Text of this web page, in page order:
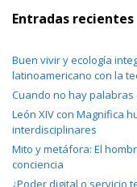
Entradas recientes
Buen vivir y ecología
latinoamericano con la
Cuando no hay palabras
León XIV con Magnifica
interdisciplinares
Mito y metáfora: El
conciencia
¿Poder digital o servicio